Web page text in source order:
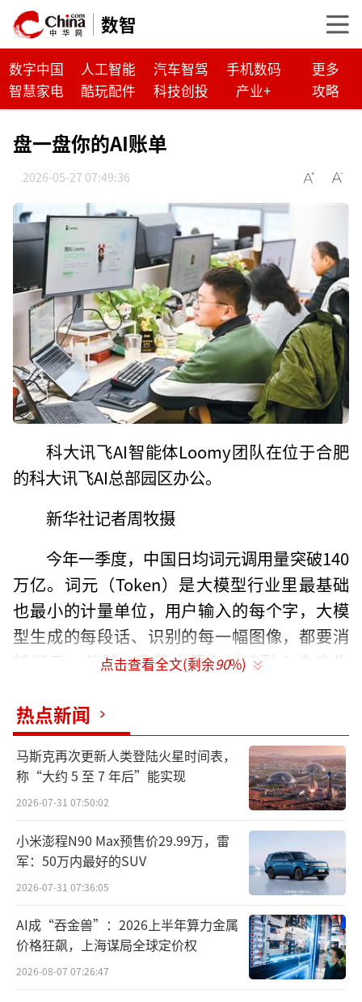
数智
数字中国 人工智能 汽车智驾 手机数码
更多
智慧家电
酷玩配件 科技创投 产业+ 攻略
盘一盘你的AI账单
2026-05-27 07:49:36
科大讯飞AI智能体Loomy团队在位于合肥
的科大讯飞AI总部园区办公。
新华社记者周牧摄
今年一季度，中国日均词元调用量突破140
万亿。词元（Token）是大模型行业里最基础
也最小的计量单位，用户输入的每个字，大模
型生成的每段话、识别的每一幅图像，都要消
耗词元。伴随AI及算力服务加速融入生产生
近日相继推出“词元套餐”。
多档位套餐可供选择
手机上网消耗流量，AI服务消耗词元。1个
应1个词元。词元调用量越高，就意味着人工智
能大模型提供的服务价值越大。随着市场需求
增加，三大运营商也推出了词元套餐产品。
其中，中国移动湖北公司推出的“Lite轻
享版”套餐，首购7.9元/月，当月可享1.8万次
点击查看全文(剩余90%)
热点新闻
马斯克再次更新人类登陆火星时间表，
称“大约 5 至 7 年后”能实现
2026-07-31 07:50:02
小米澎程N90 Max预售价29.99万，雷
军：50万内最好的SUV
2026-07-31 07:36:05
AI成“吞金兽”：2026上半年算力金属
价格狂飙，上海谋局全球定价权
2026-08-07 07:26:47